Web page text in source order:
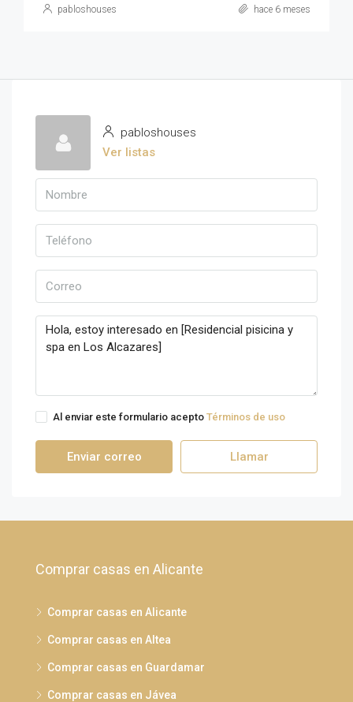
pabloshouses hace 6 meses
pabloshouses
Ver listas
Al enviar este formulario acepto Términos de uso
Enviar correo Llamar
Comprar casas en Alicante
Comprar casas en Alicante
Comprar casas en Altea
Comprar casas en Guardamar
Comprar casas en Jávea